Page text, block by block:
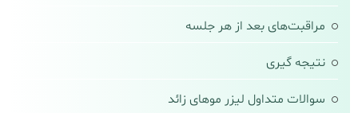
مراقبت‌های بعد از هر جلسه
نتیجه‌ گیری
سوالات متداول لیزر موهای زائد